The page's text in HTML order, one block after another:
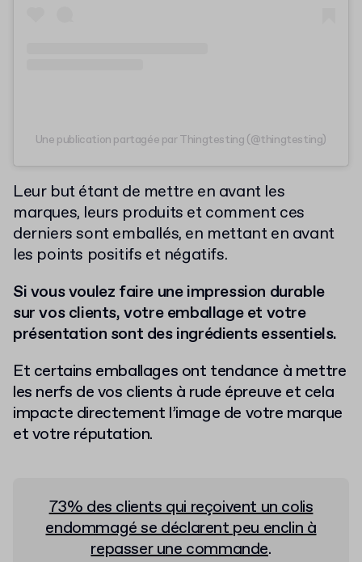
Une publication partagée par Thingtesting (@thingtesting)
Leur but étant de mettre en avant les
marques, leurs produits et comment ces
derniers sont emballés, en mettant en avant
les points positifs et négatifs.
Si vous voulez faire une impression durable
sur vos clients, votre emballage et votre
présentation sont des ingrédients essentiels.
Et certains emballages ont tendance à mettre
les nerfs de vos clients à rude épreuve et cela
impacte directement l’image de votre marque
et votre réputation.
73% des clients qui reçoivent un colis
endommagé se déclarent peu enclin à
repasser une commande.